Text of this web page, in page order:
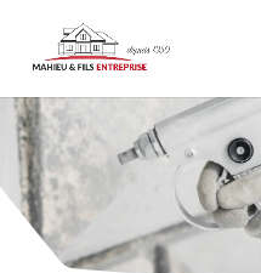
Aérogommage,
Plains, Aérogommage,
Manneville-ès-Plains,
décapage Manneville-
sablage, décapage pas